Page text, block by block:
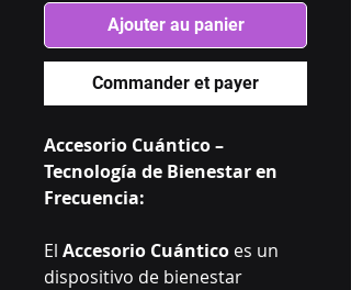
Ajouter au panier
Commander et payer
Accesorio Cuántico –
Tecnología de Bienestar en
Frecuencia:
El Accesorio Cuántico es un
dispositivo de bienestar